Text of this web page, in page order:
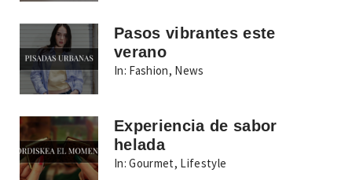
Pasos vibrantes este
verano
In: Fashion, News
Experiencia de sabor
helada
In: Gourmet, Lifestyle